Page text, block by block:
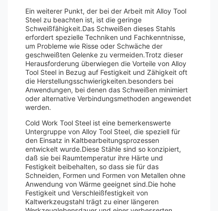
Ein weiterer Punkt, der bei der Arbeit mit Alloy Tool
Steel zu beachten ist, ist die geringe
Schweißfähigkeit.Das Schweißen dieses Stahls
erfordert spezielle Techniken und Fachkenntnisse,
um Probleme wie Risse oder Schwäche der
geschweißten Gelenke zu vermeiden.Trotz dieser
Herausforderung überwiegen die Vorteile von Alloy
Tool Steel in Bezug auf Festigkeit und Zähigkeit oft
die Herstellungsschwierigkeiten.besonders bei
Anwendungen, bei denen das Schweißen minimiert
oder alternative Verbindungsmethoden angewendet
werden.
Cold Work Tool Steel ist eine bemerkenswerte
Untergruppe von Alloy Tool Steel, die speziell für
den Einsatz in Kaltbearbeitungsprozessen
entwickelt wurde.Diese Stähle sind so konzipiert,
daß sie bei Raumtemperatur ihre Härte und
Festigkeit beibehalten, so dass sie für das
Schneiden, Formen und Formen von Metallen ohne
Anwendung von Wärme geeignet sind.Die hohe
Festigkeit und Verschleißfestigkeit von
Kaltwerkzeugstahl trägt zu einer längeren